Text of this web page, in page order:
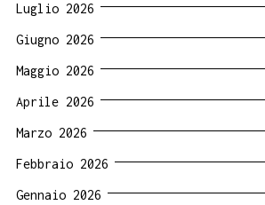
Luglio 2026
Giugno 2026
Maggio 2026
Aprile 2026
Marzo 2026
Febbraio 2026
Gennaio 2026